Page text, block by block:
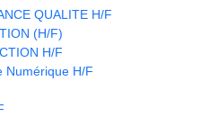
QUALITE H/F
(H/F)
H/F
Numérique H/F